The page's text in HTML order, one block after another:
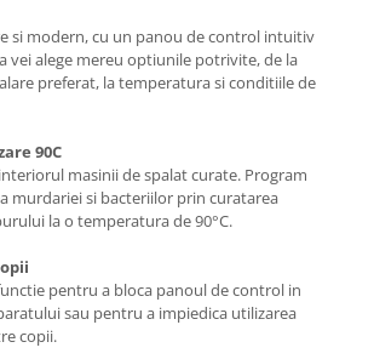
si modern, cu un panou de control intuitiv
vei alege mereu optiunile potrivite, de la
preferat, la temperatura si conditiile de
90C
masinii de spalat curate. Program
murdariei si bacteriilor prin curatarea
la o temperatura de 90°C.
pentru a bloca panoul de control in
sau pentru a impiedica utilizarea
copii.